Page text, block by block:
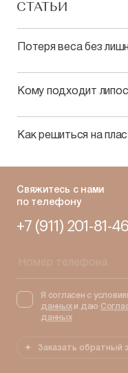
СТАТЬИ
Потеря веса без
Кому подходит
Как решиться на
Свяжитесь с нами
по телефону
+7 (911) 201-81-46
Я согласен с
данныхи даю
данных
Заказать обратный